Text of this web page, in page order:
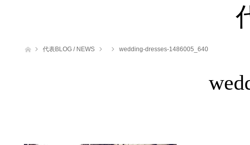
ホーム代表BLOG / NEWS wedding-dresses-1486005_640